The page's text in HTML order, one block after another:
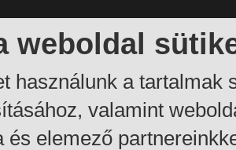
weboldal
használunk a tartalmak
valamint
és elemező